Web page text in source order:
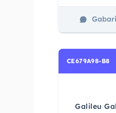
CE679A98-B8
Galileu